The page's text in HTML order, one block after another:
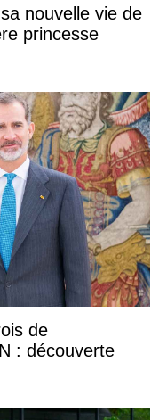
nouvelle vie de
princesse
de
: découverte